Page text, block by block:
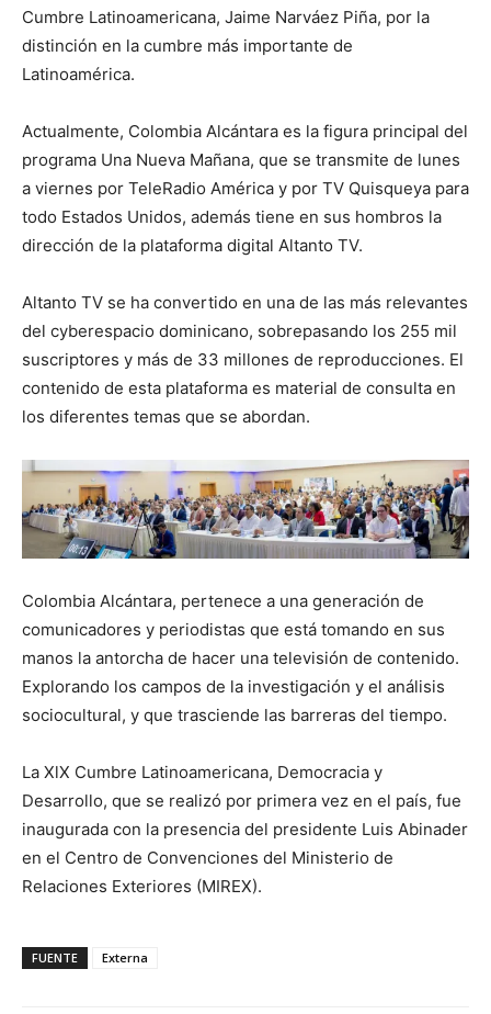
Cumbre Latinoamericana, Jaime Narváez Piña, por la
distinción en la cumbre más importante de
Latinoamérica.
Actualmente, Colombia Alcántara es la figura principal del
programa Una Nueva Mañana, que se transmite de lunes
a viernes por TeleRadio América y por TV Quisqueya para
todo Estados Unidos, además tiene en sus hombros la
dirección de la plataforma digital Altanto TV.
Altanto TV se ha convertido en una de las más relevantes
del cyberespacio dominicano, sobrepasando los 255 mil
suscriptores y más de 33 millones de reproducciones. El
contenido de esta plataforma es material de consulta en
los diferentes temas que se abordan.
Colombia Alcántara, pertenece a una generación de
comunicadores y periodistas que está tomando en sus
manos la antorcha de hacer una televisión de contenido.
Explorando los campos de la investigación y el análisis
sociocultural, y que trasciende las barreras del tiempo.
La XlX Cumbre Latinoamericana, Democracia y
Desarrollo, que se realizó por primera vez en el país, fue
inaugurada con la presencia del presidente Luis Abinader
en el Centro de Convenciones del Ministerio de
Relaciones Exteriores (MIREX).
FUENTE Externa